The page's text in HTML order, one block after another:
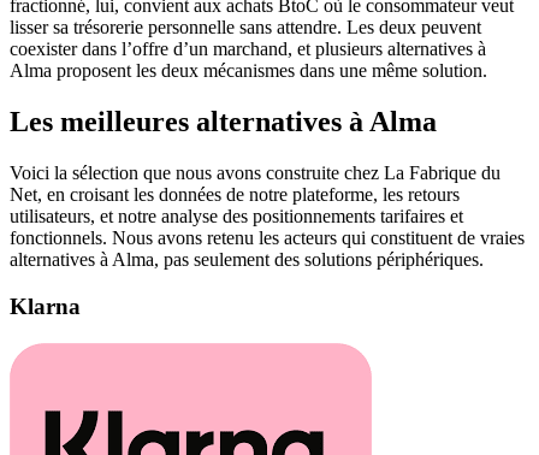
fractionné, lui, convient aux achats BtoC où le consommateur veut
lisser sa trésorerie personnelle sans attendre. Les deux peuvent
coexister dans l’offre d’un marchand, et plusieurs alternatives à
Alma proposent les deux mécanismes dans une même solution.
Les meilleures alternatives à Alma
Voici la sélection que nous avons construite chez La Fabrique du
Net, en croisant les données de notre plateforme, les retours
utilisateurs, et notre analyse des positionnements tarifaires et
fonctionnels. Nous avons retenu les acteurs qui constituent de vraies
alternatives à Alma, pas seulement des solutions périphériques.
Klarna